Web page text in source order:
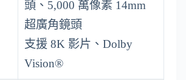
頭、5,000 萬像素 14mm
超廣角鏡頭
支援 8K 影片、Dolby
Vision®